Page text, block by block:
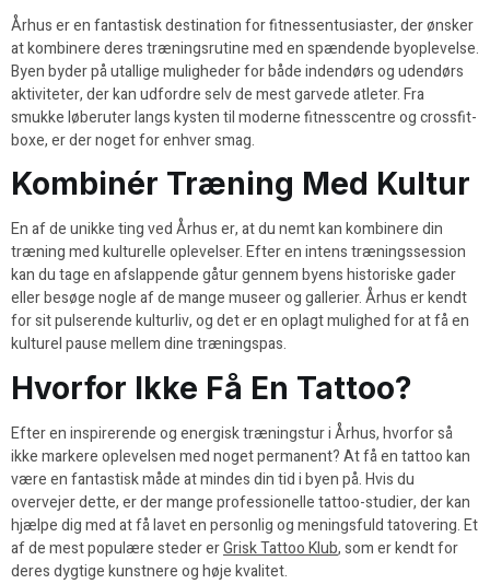
Århus er en fantastisk destination for fitnessentusiaster, der ønsker
at kombinere deres træningsrutine med en spændende byoplevelse.
Byen byder på utallige muligheder for både indendørs og udendørs
aktiviteter, der kan udfordre selv de mest garvede atleter. Fra
smukke løberuter langs kysten til moderne fitnesscentre og crossfit-
boxe, er der noget for enhver smag.
Kombinér Træning Med Kultur
En af de unikke ting ved Århus er, at du nemt kan kombinere din
træning med kulturelle oplevelser. Efter en intens træningssession
kan du tage en afslappende gåtur gennem byens historiske gader
eller besøge nogle af de mange museer og gallerier. Århus er kendt
for sit pulserende kulturliv, og det er en oplagt mulighed for at få en
kulturel pause mellem dine træningspas.
Hvorfor Ikke Få En Tattoo?
Efter en inspirerende og energisk træningstur i Århus, hvorfor så
ikke markere oplevelsen med noget permanent? At få en tattoo kan
være en fantastisk måde at mindes din tid i byen på. Hvis du
overvejer dette, er der mange professionelle tattoo-studier, der kan
hjælpe dig med at få lavet en personlig og meningsfuld tatovering. Et
af de mest populære steder erGrisk Tattoo Klub, som er kendt for
deres dygtige kunstnere og høje kvalitet.